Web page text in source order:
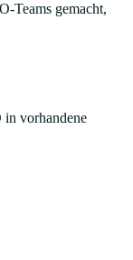
Teams gemacht,
in vorhandene